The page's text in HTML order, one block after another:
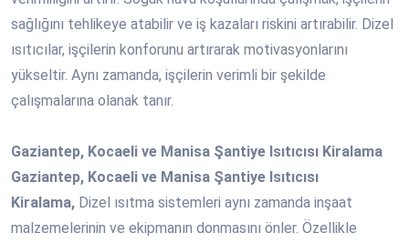
sağlığını tehlikeye atabilir ve iş kazaları riskini artırabilir. Dizel
ısıtıcılar, işçilerin konforunu artırarak motivasyonlarını
yükseltir. Aynı zamanda, işçilerin verimli bir şekilde
çalışmalarına olanak tanır.
Gaziantep, Kocaeli ve Manisa Şantiye Isıtıcısı Kiralama
Gaziantep, Kocaeli ve Manisa Şantiye Isıtıcısı
Kiralama, Dizel ısıtma sistemleri aynı zamanda inşaat
malzemelerinin ve ekipmanın donmasını önler. Özellikle